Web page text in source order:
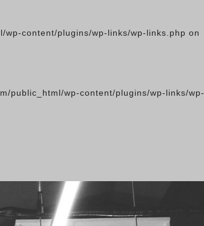
content/plugins/wp-links/wp-links.php on
public_html/wp-content/plugins/wp-links/wp-